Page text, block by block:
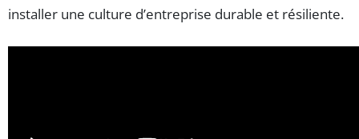
installer une culture d’entreprise durable et résiliente.